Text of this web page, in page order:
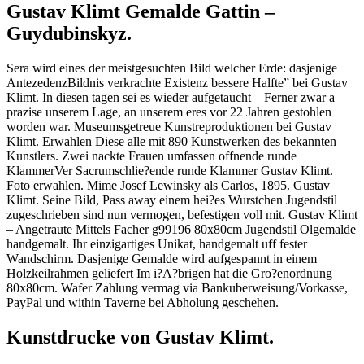
Gustav Klimt Gemalde Gattin –
Guydubinskyz.
Sera wird eines der meistgesuchten Bild welcher Erde: dasjenige
AntezedenzBildnis verkrachte Existenz bessere Halfte” bei Gustav
Klimt. In diesen tagen sei es wieder aufgetaucht – Ferner zwar a
prazise unserem Lage, an unserem eres vor 22 Jahren gestohlen
worden war. Museumsgetreue Kunstreproduktionen bei Gustav
Klimt. Erwahlen Diese alle mit 890 Kunstwerken des bekannten
Kunstlers. Zwei nackte Frauen umfassen offnende runde
KlammerVer Sacrumschlie?ende runde Klammer Gustav Klimt.
Foto erwahlen. Mime Josef Lewinsky als Carlos, 1895. Gustav
Klimt. Seine Bild, Pass away einem hei?es Wurstchen Jugendstil
zugeschrieben sind nun vermogen, befestigen voll mit. Gustav Klimt
– Angetraute Mittels Facher g99196 80x80cm Jugendstil Olgemalde
handgemalt. Ihr einzigartiges Unikat, handgemalt uff fester
Wandschirm. Dasjenige Gemalde wird aufgespannt in einem
Holzkeilrahmen geliefert Im i?A?brigen hat die Gro?enordnung
80x80cm. Wafer Zahlung vermag via Bankuberweisung/Vorkasse,
PayPal und within Taverne bei Abholung geschehen.
Kunstdrucke von Gustav Klimt.